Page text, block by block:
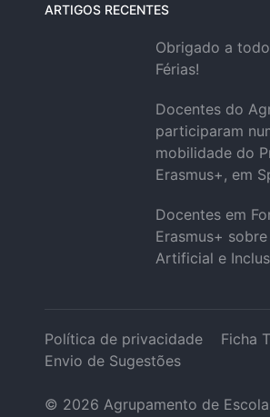
ARTIGOS RECENTES
Obrigado a
Férias!
Docentes do
participaram
mobilidade do
Erasmus+, em
Docentes em
Erasmus+
Artificial e
Política de privacidade
Ficha
Envio de Sugestões
© 2026 Agrupamento de